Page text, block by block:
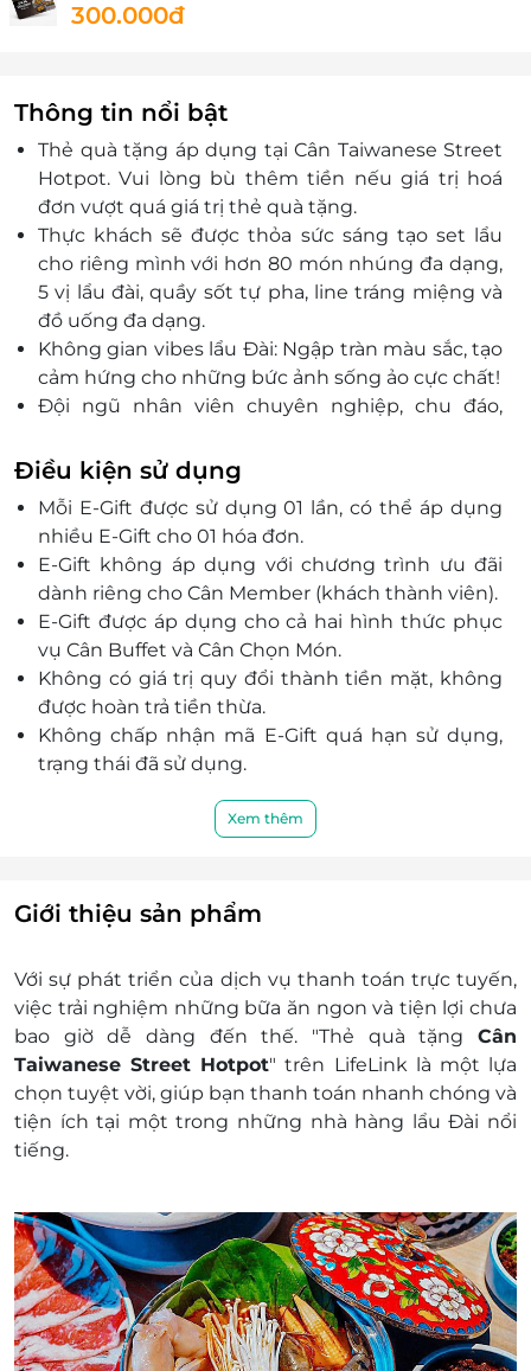
300.000đ
Thông tin nổi bật
Thẻ quà tặng áp dụng tại Cân Taiwanese Street
Hotpot.Vui lòng bù thêm tiền nếu giá trị hoá
đơn vượt quá giá trị thẻ quà tặng.
Thực khách sẽ được thỏa sức sáng tạo set lẩu
cho riêng mình với hơn 80 món nhúng đa dạng,
5 vị lẩu đài, quầy sốt tự pha, line tráng miệng và
đồ uống đa dạng.
Không gian vibes lẩu Đài: Ngập tràn màu sắc, tạo
cảm hứng cho những bức ảnh sống ảo cực chất!
Đội ngũ nhân viên chuyên nghiệp, chu đáo,
hẹn sẽ làm hài lòng mọi quý khách hàng.
Điều kiện sử dụng
Mỗi E-Gift được sử dụng 01 lần, có thể áp dụng
nhiều E-Gift cho 01 hóa đơn.
E-Gift không áp dụng với chương trình ưu đãi
dành riêng cho Cân Member (khách thành viên).
E-Gift được áp dụng cho cả hai hình thức phục
vụ Cân Buffet và Cân Chọn Món.
Không có giá trị quy đổi thành tiền mặt, không
được hoàn trả tiền thừa.
Không chấp nhận mã E-Gift quá hạn sử dụng,
trạng thái đã sử dụng.
giá trị của E-Gift thì khách hàng phải thanh toán
hàng.
Nhà hàng chịu trách nhiệm xuất hóa đơn tài
Khách hàng có trách nhiệm bảo mật thông tin
mã thẻ quà tặng sau khi đặt mua. LifeLink sẽ
không chịu trách nhiệm hoàn trả các mã thẻ bị
mất hoặc ở trạng thái "Đã sử dụng" với bất kỳ lý
do gì.
LifeLink sẽ không chịu trách nhiệm đối với chất
lượng sản phẩm hoặc dịch vụ được cung cấp
khách hàng và nhà cung cấp.
LifeLink có quyền sửa chữa hoặc thay đổi điều
khoản và điều kiện sử dụng mà không thông
báo trước.
Xem thêm
Giới thiệu sản phẩm
Với sự phát triển của dịch vụ thanh toán trực tuyến,
việc trải nghiệm những bữa ăn ngon và tiện lợi chưa
bao giờ dễ dàng đến thế. "Thẻ quà tặng Cân
Taiwanese Street Hotpot" trên LifeLink là một lựa
chọn tuyệt vời, giúp bạn thanh toán nhanh chóng và
tiện ích tại một trong những nhà hàng lẩu Đài nổi
tiếng.